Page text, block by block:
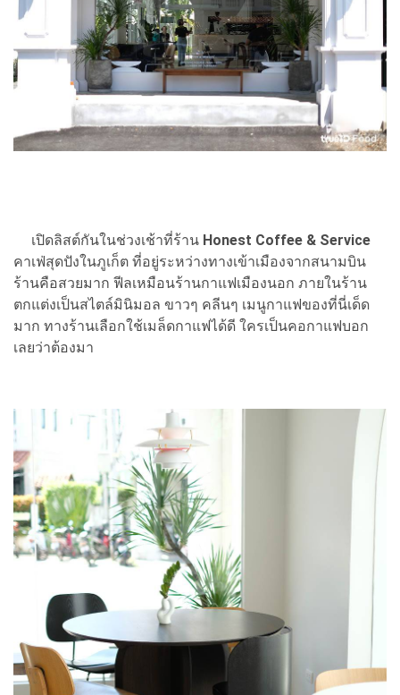
เปิดลิสต์กันในช่วงเช้าที่ร้าน Honest Coffee & Service
คาเฟ่สุดปังในภูเก็ต ที่อยู่ระหว่างทางเข้าเมืองจากสนามบิน
ร้านคือสวยมาก ฟีลเหมือนร้านกาแฟเมืองนอก ภายในร้าน
ตกแต่งเป็นสไตล์มินิมอล ขาวๆ คลีนๆ เมนูกาแฟของที่นี่เด็ด
มาก ทางร้านเลือกใช้เมล็ดกาแฟได้ดี ใครเป็นคอกาแฟบอก
เลยว่าต้องมา